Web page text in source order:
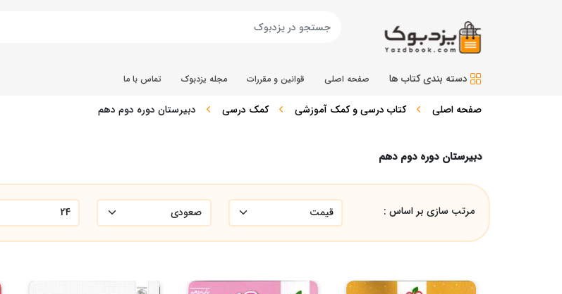
دسته بندی کتاب ها صفحه اصلی قوانین و مقررات مجله یزدبوک تماس با ما
صفحه اصلی
کتاب درسی و کمک آموزشی کمک درسی دبیرستان دوره دوم دهم
دبیرستان دوره دوم دهم
مرتب سازی بر اساس :